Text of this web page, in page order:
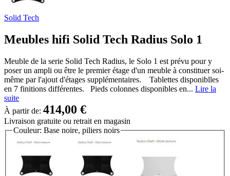
Solid Tech
Meubles hifi Solid Tech Radius Solo 1
Meuble de la serie Solid Tech Radius, le Solo 1 est prévu pour y
poser un ampli ou être le premier étage d'un meuble à constituer soi-
même par l'ajout d'étages supplémentaires. Tablettes disponiblles
en 7 finitions différentes. Pieds colonnes disponibles en... Lire la
suite
À partir de: 414,00 €
Livraison gratuite ou retrait en magasin
Couleur: Base noire, piliers noirs